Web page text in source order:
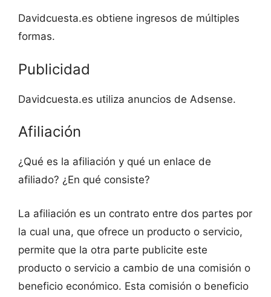
Davidcuesta.es obtiene ingresos de múltiples
formas.
Publicidad
Davidcuesta.es utiliza anuncios de Adsense.
Afiliación
¿Qué es la afiliación y qué un enlace de
afiliado? ¿En qué consiste?
La afiliación es un contrato entre dos partes por
la cual una, que ofrece un producto o servicio,
permite que la otra parte publicite este
producto o servicio a cambio de una comisión o
beneficio económico. Esta comisión o beneficio